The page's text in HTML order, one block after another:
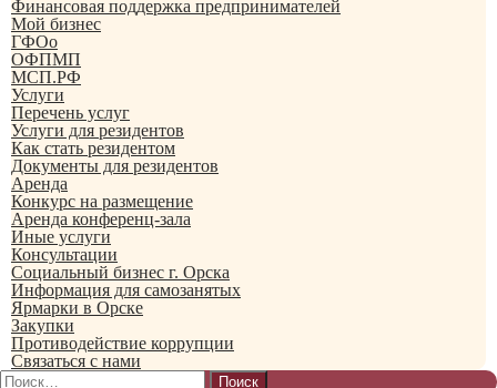
Финансовая поддержка предпринимателей
Мой бизнес
ГФОо
ОФПМП
МСП.РФ
Услуги
Перечень услуг
Услуги для резидентов
Как стать резидентом
Документы для резидентов
Аренда
Конкурс на размещение
Аренда конференц-зала
Иные услуги
Консультации
Социальный бизнес г. Орска
Информация для самозанятых
Ярмарки в Орске
Закупки
Противодействие коррупции
Связаться с нами
Найти: